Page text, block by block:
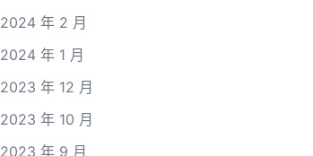
2024 年 2 月
2024 年 1 月
2023 年 12 月
2023 年 10 月
2023 年 9 月